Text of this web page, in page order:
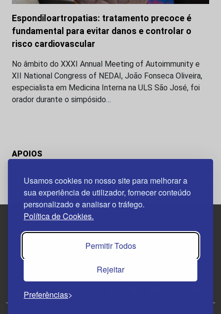
Usamos cookies no nosso site para melhorar a
sua experiência de utilizador, fornecer conteúdo
personalizado e analisar o tráfego.
Política de Cookies.
Permitir Todos
Rejeitar
Preferências
Espondiloartropatias: tratamento precoce é
fundamental para evitar danos e controlar o
risco cardiovascular
No âmbito do XXXI Annual Meeting of Autoimmunity e
XII National Congress of NEDAI, João Fonseca Oliveira,
especialista em Medicina Interna na ULS São José, foi
orador durante o simpósido…
APOIOS
Edif. Lisboa Oriente | Av. Infante D. Henrique, n.º 333H, esc.
1800-282 Lisboa | Portugal